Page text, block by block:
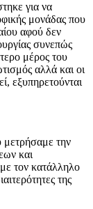
για να
μονάδας που
αφού δεν
συνεπώς
μέρος του
αλλά και οι
εξυπηρετούνται
την
και
τον κατάλληλο
της